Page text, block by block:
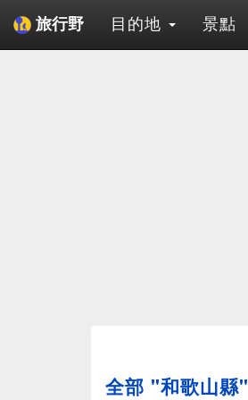
旅行野 目的地 景點
全部 "和歌山縣"